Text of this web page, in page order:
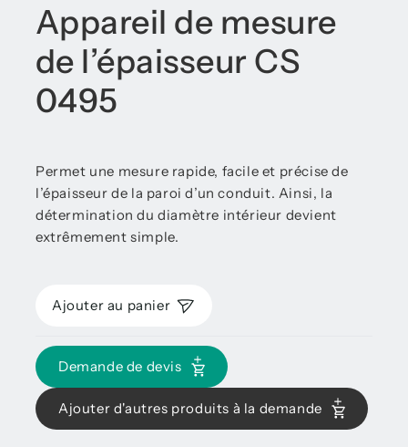
Appareil de mesure
de l’épaisseur CS
0495
Permet une mesure rapide, facile et précise de
l’épaisseur de la paroi d’un conduit. Ainsi, la
détermination du diamètre intérieur devient
extrêmement simple.
Ajouter au panier
Demande de devis
Ajouter d'autres produits à la demande